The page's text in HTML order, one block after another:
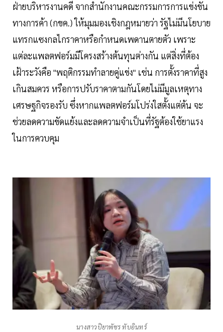
ฝ่ายบริหารงานคดี จากสำนักงานคณะกรรมการการแข่งขัน
ทางการค้า (กขค.) ให้มุมมองเชิงกฎหมายว่า รัฐไม่มีนโยบาย
แทรกแซงกลไกราคาหรือกำหนดเพดานตายตัว เพราะ
แต่ละแพลตฟอร์มมีโครงสร้างต้นทุนต่างกัน แต่สิ่งที่ต้อง
เฝ้าระวังคือ "พฤติกรรมทำลายคู่แข่ง" เช่น การตั้งราคาที่สูง
เกินสมควร หรือการปรับราคาตามกันโดยไม่มีมูลเหตุทาง
เศรษฐกิจรองรับ ซึ่งหากแพลตฟอร์มโปร่งใสตั้งแต่ต้น จะ
ช่วยลดความขัดแย้งและลดความจำเป็นที่รัฐต้องใช้ยาแรง
ในการควบคุม
นางสาวปิยาพัชร ทับอินทร์